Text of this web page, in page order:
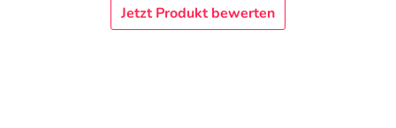
Summary. Ocular Surface. 15(2017):802-812.
5) Willcox MDP, Argüeso P, Georgiev GA, et al. TFOS DEWS II Tear Film
Jetzt Produkt bewerten